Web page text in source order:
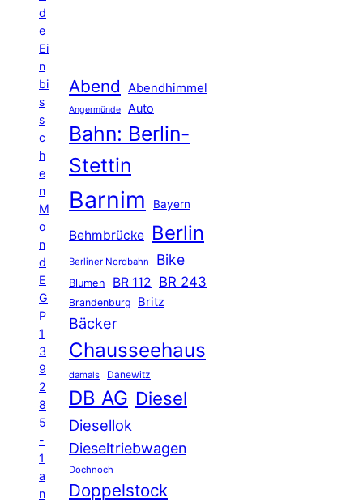
d
e
Ei
n
bi
s
s
c
h
e
n
M
o
n
d
E
G
P
1
3
9
2
8
5
-
1
a
n
Abend Abendhimmel
Angermünde Auto
Bahn: Berlin-
Stettin
Barnim Bayern
Behmbrücke Berlin
Berliner Nordbahn Bike
Blumen BR 112 BR 243
Brandenburg Britz
Bäcker
Chausseehaus
damals Danewitz
DB AG Diesel
Diesellok
Dieseltriebwagen
Dochnoch
Doppelstock